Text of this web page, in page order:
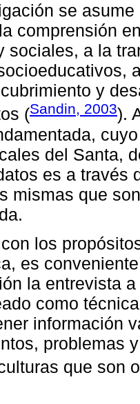
se
comprensión
sociales, a la
y
(Sandin, 2003).
del Santa,
es a través
mismas que
los
es
la entrevista
como
información
problemas
que son